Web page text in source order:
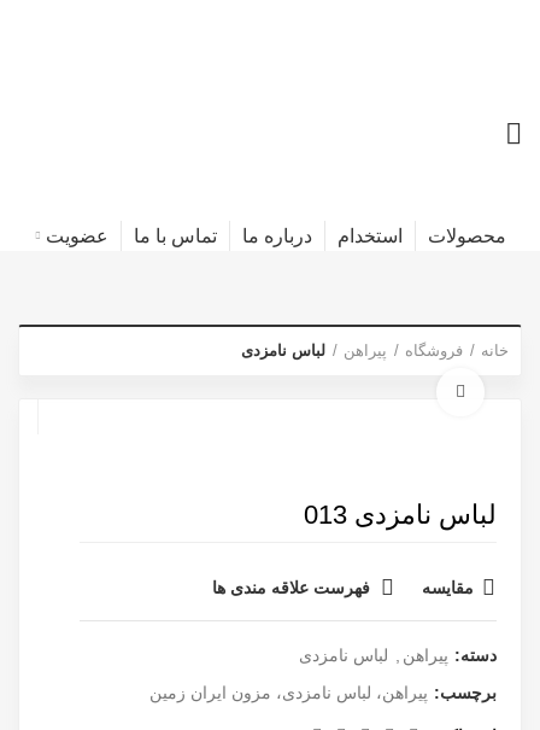
محصولات استخدام درباره ما تماس با ما عضویت
خانه فروشگاه پیراهن لباس نامزدی
لباس نامزدی 013
مقایسه فهرست علاقه مندی ها
دسته: پیراهن
لباس نامزدی
برچسب: پیراهن، لباس نامزدی، مزون ایران زمین